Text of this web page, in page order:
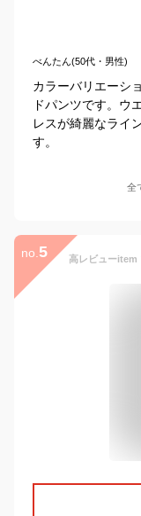
べんたん(50代・男性)
カラーバリエーシ
ドパンツです。ウ
レスが綺麗なライ
す。
全
no. 5